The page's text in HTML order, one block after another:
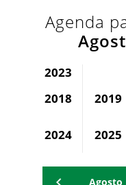
Agenda
2023
2018
2019
2024 2025
Agosto